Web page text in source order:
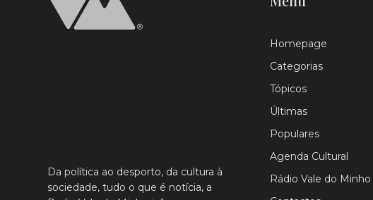
Da política ao desporto, da cultura à
sociedade, tudo o que é notícia, a
Homepage
Categorias
Tópicos
Últimas
Populares
Agenda Cultural
Rádio Vale do Minho